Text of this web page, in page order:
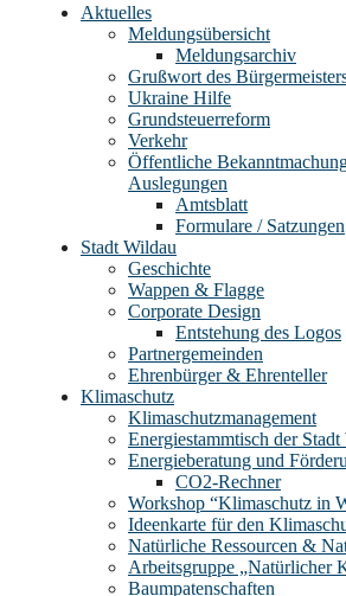
Aktuelles
Meldungsübersicht
Meldungsarchiv
Grußwort des
Ukraine Hilfe
Grundsteuerreform
Verkehr
Öffentliche
Auslegungen
Amtsblatt
Formulare / Satzungen
Stadt Wildau
Geschichte
Wappen & Flagge
Corporate Design
Entstehung des Logos
Partnergemeinden
Ehrenbürger & Ehrenteller
Klimaschutz
Klimaschutzmanagement
Energiestammtisch der Stadt
Energieberatung und
CO2-Rechner
Workshop “Klimaschutz in
Ideenkarte für den
Natürliche Ressourcen &
Arbeitsgruppe „Natürlicher
Baumpatenschaften